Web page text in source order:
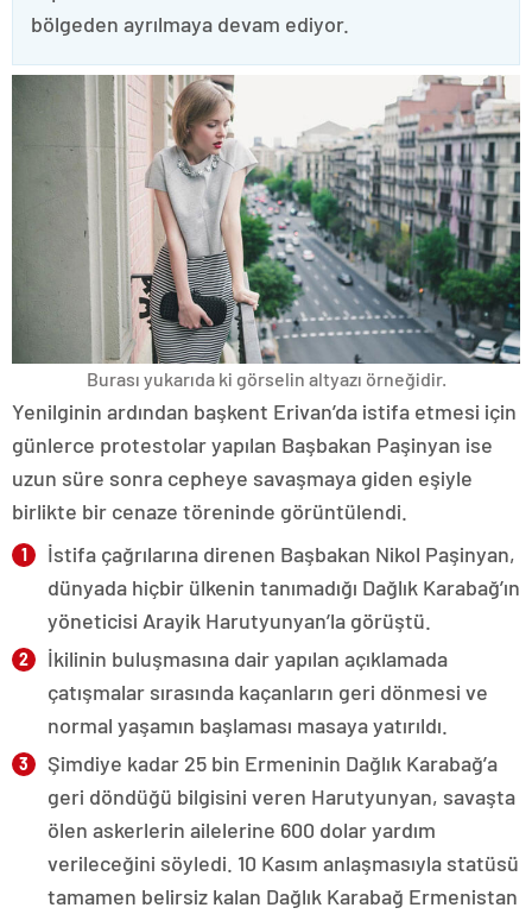
bölgeden ayrılmaya devam ediyor.
Burası yukarıda ki görselin altyazı örneğidir.
Yenilginin ardından başkent Erivan’da istifa etmesi için
günlerce protestolar yapılan Başbakan Paşinyan ise
uzun süre sonra cepheye savaşmaya giden eşiyle
birlikte bir cenaze töreninde görüntülendi.
İstifa çağrılarına direnen Başbakan Nikol Paşinyan,
dünyada hiçbir ülkenin tanımadığı Dağlık Karabağ’ın
yöneticisi Arayik Harutyunyan’la görüştü.
İkilinin buluşmasına dair yapılan açıklamada
çatışmalar sırasında kaçanların geri dönmesi ve
normal yaşamın başlaması masaya yatırıldı.
Şimdiye kadar 25 bin Ermeninin Dağlık Karabağ’a
geri döndüğü bilgisini veren Harutyunyan, savaşta
ölen askerlerin ailelerine 600 dolar yardım
verileceğini söyledi. 10 Kasım anlaşmasıyla statüsü
tamamen belirsiz kalan Dağlık Karabağ Ermenistan